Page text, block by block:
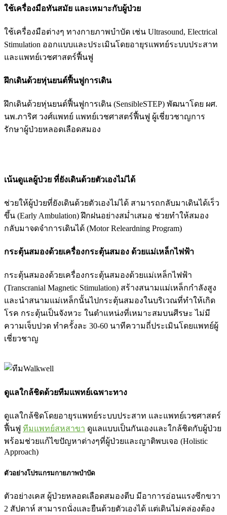
ใช้เครื่องมือทันสมัย และเหมาะกับผู้ป่วย
ใช้เครื่องมือต่างๆ ทางกายภาพบำบัด เช่น Ultrasound, Electrical
Stimulation ออกแบบและประเมินโดยอายุรแพทย์ระบบประสาท
และแพทย์เวชศาสตร์ฟื้นฟู
ฝึกเดินด้วยหุ่นยนต์ฟื้นฟูการเดิน
ฝึกเดินด้วยหุ่นยนต์ฟื้นฟูการเดิน (SensibleSTEP) พัฒนาโดย ผศ.
นพ.ภาริศ วงศ์แพทย์ แพทย์เวชศาสตร์ฟื้นฟู ผู้เชี่ยวชาญการ
รักษาผู้ป่วยหลอดเลือดสมอง
เน้นดูแลผู้ป่วย ที่ยังเดินด้วยตัวเองไม่ได้
ช่วยให้ผู้ป่วยที่ยังเดินด้วยตัวเองไม่ได้ สามารถกลับมาเดินได้เร็ว
ขึ้น (Early Ambulation) ฝึกฝนอย่างสม่ำเสมอ ช่วยทำให้สมอง
กลับมาจดจำการเดินได้ (Motor Releardning Program)
กระตุ้นสมองด้วยเครื่องกระตุ้นสมอง ด้วยแม่เหล็กไฟฟ้า
กระตุ้นสมองด้วยเครื่องกระตุ้นสมองด้วยแม่เหล็กไฟฟ้า
(Transcranial Magnetic Stimulation) สร้างสนามแม่เหล็กกำลังสูง
และนำสนามแม่เหล็กนั้นไปกระตุ้นสมองในบริเวณที่ทำให้เกิด
โรค กระตุ้นเป็นจังหวะ ในตำแหน่งที่เหมาะสมบนศีรษะ ไม่มี
ความเจ็บปวด ทำครั้งละ 30-60 นาทีความถี่ประเมินโดยแพทย์ผู้
เชี่ยวชาญ
ดูแลใกล้ชิดด้วยทีมแพทย์เฉพาะทาง
ดูแลใกล้ชิดโดยอายุรแพทย์ระบบประสาท และแพทย์เวชศาสตร์
ฟื้นฟู ทีมแพทย์สหสาขา ดูแลแบบเป็นกันเองและใกล้ชิดกับผู้ป่วย
พร้อมช่วยแก้ไขปัญหาต่างๆที่ผู้ป่วยและญาติพบเจอ (Holistic
Approach)
ตัวอย่างโปรแกรมกายภาพบำบัด
ตัวอย่างเคส ผู้ป่วยหลอดเลือดสมองตีบ มีอาการอ่อนแรงซีกขวา
2 สัปดาห์ สามารถนั่งและยืนด้วยตัวเองได้ แต่เดินไม่คล่องต้อง